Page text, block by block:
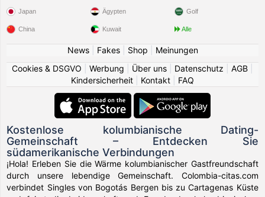
Japan
China
Ägypten
Kuwait
Golf
Alle
News| Fakes| Shop
Meinungen
Cookies & DSGVO
Werbung Über uns Datenschutz AGB
Kindersicherheit
Kontakt FAQ
Kostenlose kolumbianische Dating-
Gemeinschaft – Entdecken Sie
südamerikanische Verbindungen
¡Hola! Erleben Sie die Wärme kolumbianischer Gastfreundschaft
durch unsere lebendige Gemeinschaft. Colombia-citas.com
verbindet Singles von Bogotás Bergen bis zu Cartagenas Küste